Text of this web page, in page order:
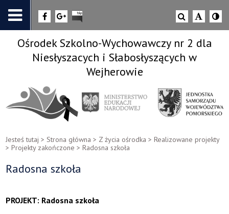
Ośrodek Szkolno-Wychowawczy nr 2 dla
Niesłyszacych i Słabosłyszących w
Wejherowie
Jesteś tutaj >Strona główna > Z życia ośrodka >Realizowane projekty
>Projekty zakończone >Radosna szkoła
Radosna szkoła
PROJEKT: Radosna szkoła